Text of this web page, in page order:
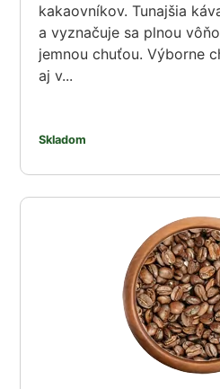
kakaovníkov. Tunajšia
a vyznačuje sa plnou
jemnou chuťou. Výborne
aj v...
Skladom